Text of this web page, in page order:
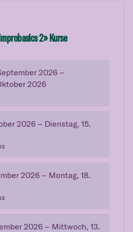
2» Kurse
2026 –
2026
2026 – Dienstag, 15.
2026 – Montag, 18.
2026 – Mittwoch, 13.